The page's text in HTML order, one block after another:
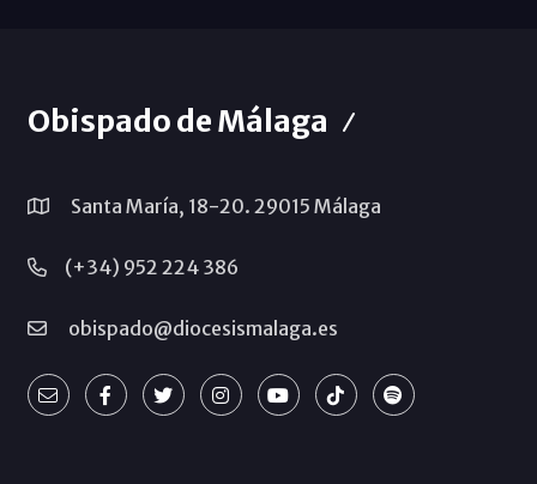
Obispado de Málaga
Santa María, 18-20. 29015 Málaga
(+34) 952 224 386
obispado@diocesismalaga.es